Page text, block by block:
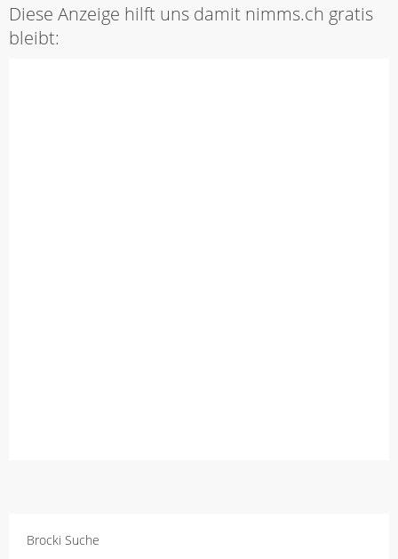
Diese Anzeige hilft uns damit nimms.ch gratis
bleibt:
Brocki Suche